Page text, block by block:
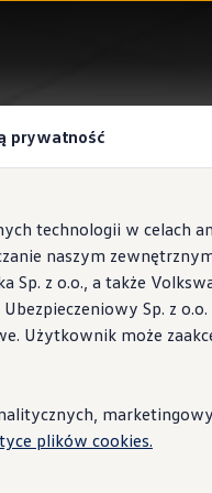
Wallbox ID.Charger
stacje i porady
prywatność
technologii w celach
naszym
z o.o., a także
Ubezpieczeniowy Sp. z
Użytkownik może
plików cookies.